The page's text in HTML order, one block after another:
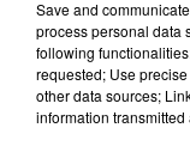
100%
100% Radio
Save and
process personal data
following
requested; Use
other data sources;
information transmitted